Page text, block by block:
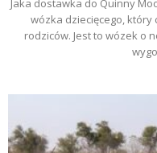
Jaka dostawka do Quinny
wózka dziecięcego, który
rodziców. Jest to wózek o